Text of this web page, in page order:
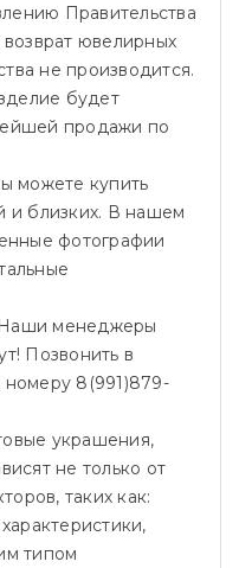
Правительства
ювелирных
не производится.
будет
продажи по
можете купить
и близких. В нашем
фотографии
менеджеры
Позвонить в
номеру 8(991)879-
украшения,
не только от
таких как:
типом